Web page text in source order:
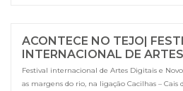
ACONTECE NO TEJO|
INTERNACIONAL DE
NOVOS MEDIA
Festival internacional de Artes Digitais e
as margens do rio, na ligação Cacilhas –